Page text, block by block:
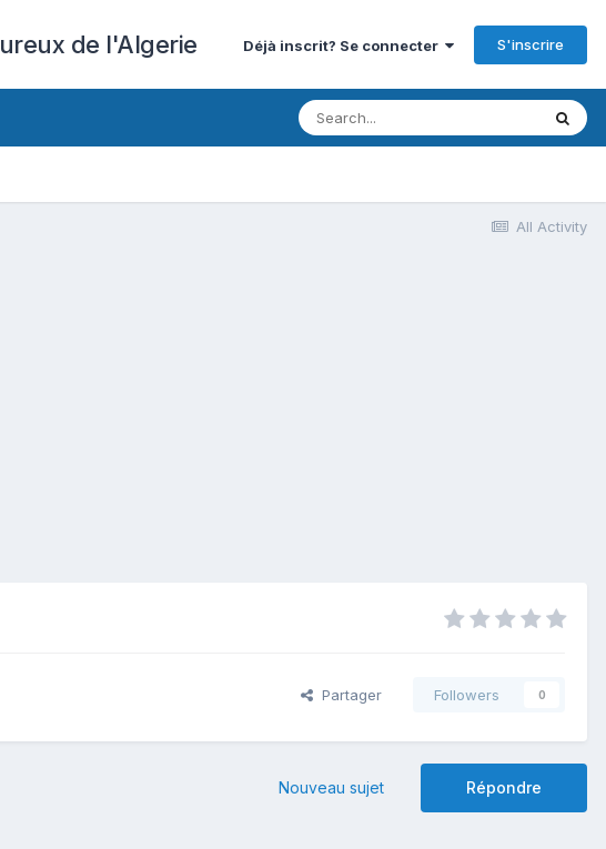
de l'Algerie Déjà inscrit? Se connecter S'inscrire
All Activity
Partager Followers 0
Répondre
Nouveau sujet